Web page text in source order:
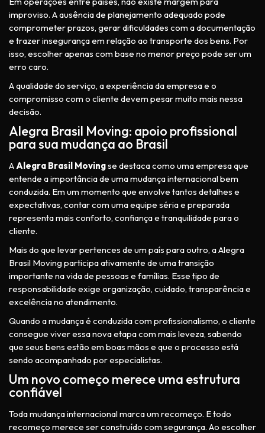
improviso. A ausência de planejamento adequado pode
comprometer prazos, gerar dificuldades com a documentação
e trazer insegurança em relação ao transporte dos bens. Por
isso, escolher apenas com base no menor preço pode ser um
erro caro.
A qualidade do serviço, a experiência da empresa e o
compromisso com o cliente devem pesar muito mais nessa
decisão.
Alegra Brasil Moving: apoio profissional
para sua mudança ao Brasil
AAlegra Brasil Movingse destaca como uma empresa que
entende a importância de uma mudança internacional bem
conduzida. Em um momento que envolve tantos detalhes e
expectativas, contar com uma equipe séria e preparada
representa mais conforto, confiança e tranquilidade para o
cliente.
Mais do que levar pertences de um país para outro, a Alegra
Brasil Moving participa ativamente de uma transição
importante na vida de pessoas e famílias. Esse tipo de
responsabilidade exige organização, cuidado, transparência e
excelência no atendimento.
Quando a mudança é conduzida com profissionalismo, o cliente
consegue viver essa nova etapa com mais leveza, sabendo
que seus bens estão em boas mãos e que o processo está
sendo acompanhado por especialistas.
Um novo começo merece uma estrutura
confiável
Toda mudança internacional marca um recomeço. E todo
recomeço merece ser construído com segurança. Ao escolher